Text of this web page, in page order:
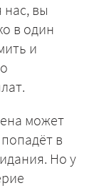
вы
в один
и
может
в
Но у